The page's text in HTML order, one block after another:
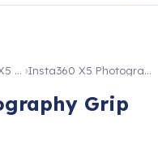
Insta360 X5 Toebehoren Insta360 X5 Photography Grip (Black)
Grip